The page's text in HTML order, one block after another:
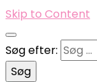
Skip to Content
Søg efter: